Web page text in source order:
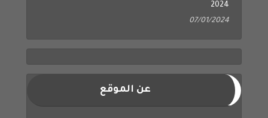
2024
07/01/2024
عن الموقع